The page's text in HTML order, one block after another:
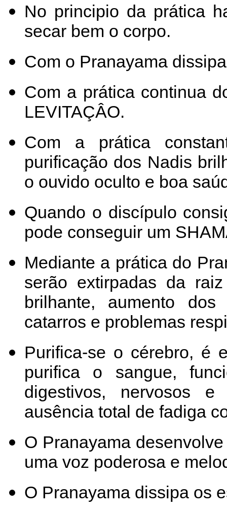
No principio da prática
secar bem o corpo.
Com o Pranayama
Com a prática continua
LEVITAÇÂO.
Com a prática
purificação dos Nadis
o ouvido oculto e boa
Quando o discípulo
pode conseguir um
Mediante a prática do
serão extirpadas da
brilhante, aumento
catarros e problemas
Purifica-se o cérebro, é
purifica o sangue,
digestivos, nervosos e
ausência total de fadiga
O Pranayama
uma voz poderosa e
O Pranayama dissipa os